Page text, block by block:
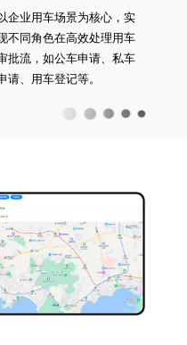
企业用车场景为核心，实
不同角色在高效处理用车
批流，如公车申请、私车
请、用车登记等。